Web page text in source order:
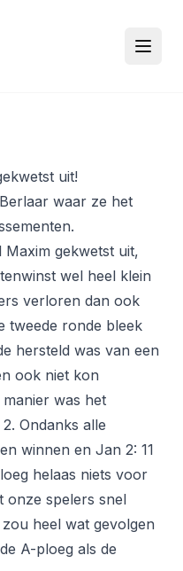
uit!
waar ze het
Maxim gekwetst uit,
wel heel klein
verloren dan ook
tweede ronde bleek
hersteld was van een
ook niet kon
was het
Ondanks alle
winnen en Jan 2: 11
helaas niets voor
onze spelers snel
heel wat gevolgen
A-ploeg als de